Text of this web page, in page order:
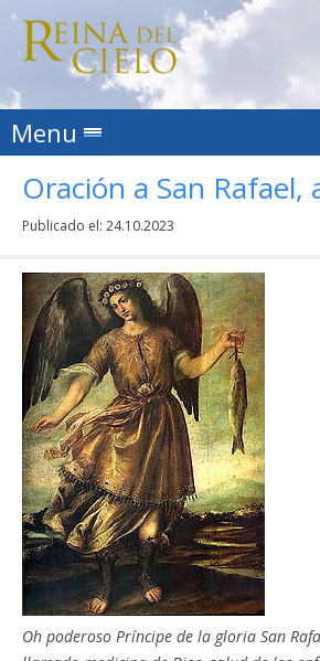
Menu Skip to content
Oración a San Rafael,
Publicado el: 24.10.2023
Oh poderoso Príncipe de la gloria San